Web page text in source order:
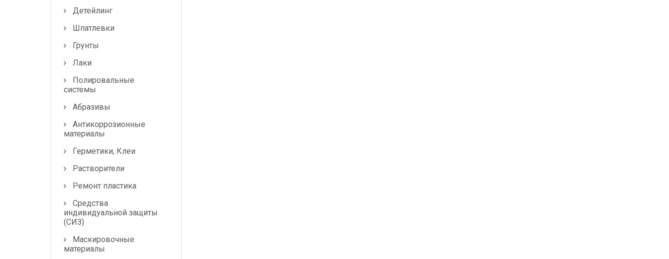
Детейлинг
Шпатлевки
Грунты
Лаки
Полировальные
системы
Абразивы
Антикоррозионные
материалы
Герметики, Клеи
Растворители
Ремонт пластика
Средства
индивидуальной защиты
(СИЗ)
Маскировочные
материалы